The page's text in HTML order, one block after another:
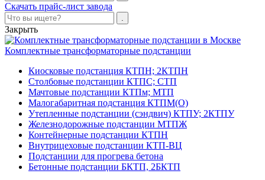
Скачать прайс-лист завода
Закрыть
Комплектные трансформаторные подстанции
Киосковые подстанция КТПН; 2КТПН
Столбовые подстанции КТПС; СТП
Мачтовые подстанции КТПм; МТП
Малогабаритная подстанция КТПМ(О)
Утепленные подстанции (сэндвич) КТПУ; 2КТПУ
Железнодорожные подстанции МТПЖ
Контейнерные подстанции КТПН
Внутрицеховые подстанции КТП-ВЦ
Подстанции для прогрева бетона
Бетонные подстанции БКТП, 2БКТП